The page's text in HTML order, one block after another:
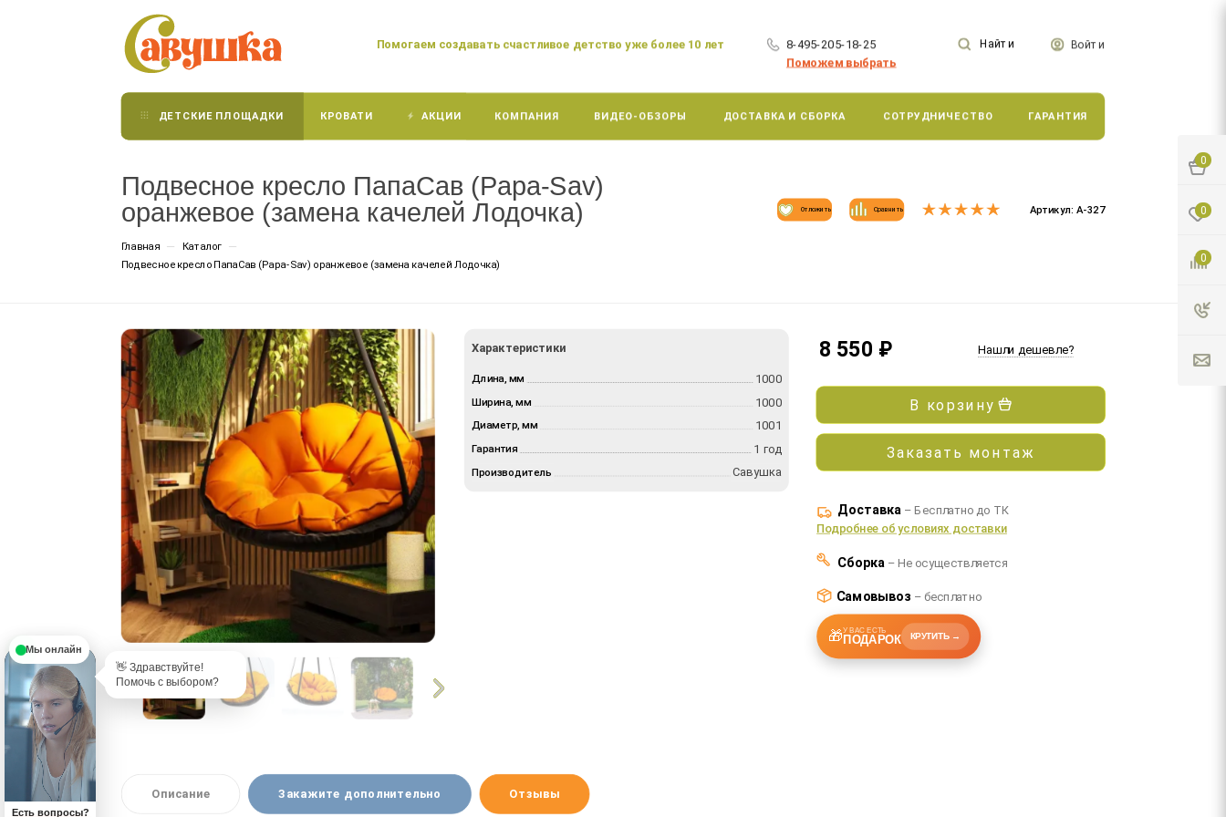
Помогаем создавать счастливое детство уже более 10 лет
8-495-205-18-25
Поможем выбрать
Войти
Найти
ДЕТСКИЕ ПЛОЩАДКИ КРОВАТИ АКЦИИ КОМПАНИЯ ВИДЕО-ОБЗОРЫ ДОСТАВКА И СБОРКА СОТРУДНИЧЕСТВО ГАРАНТИЯ
Подвесное кресло ПапаСав (Papa-Sav)
оранжевое (замена качелей Лодочка)
Главная — Каталог —
Подвесное кресло ПапаСав (Papa-Sav) оранжевое (замена качелей Лодочка)
Отложить Сравнить Артикул: А-327
Характеристики
Длина, мм 1000
Ширина, мм 1000
Диаметр, мм 1001
Гарантия 1 год
Производитель Савушка
8 550 ₽ Нашли дешевле?
В корзину
Заказать монтаж
Доставка – Бесплатно до ТК
Подробнее об условиях доставки
Сборка – Не осуществляется
Самовывоз – бесплатно
🎁У ВАС ЕСТЬ
ПОДАРОК КРУТИТЬ →
Описание Закажите дополнительно Отзывы
0
0
0
Посмотрите как
площадка "Савушка"
вашем участке
Мы бесплатно подготовим визуализацию с
расстановкой площадки. Вы сразу увидите, как она
- Поля, обязательные для заполнения
Мы онлайн
👋 Здравствуйте!
Помочь с выбором?
Есть вопросы?